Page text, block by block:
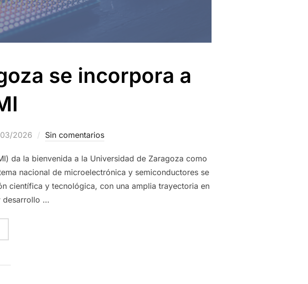
se incorpora a
2026 Sin comentarios
da la bienvenida a la Universidad de Zaragoza como
nacional de microelectrónica y semiconductores se
científica y tecnológica, con una amplia trayectoria en
desarrollo …